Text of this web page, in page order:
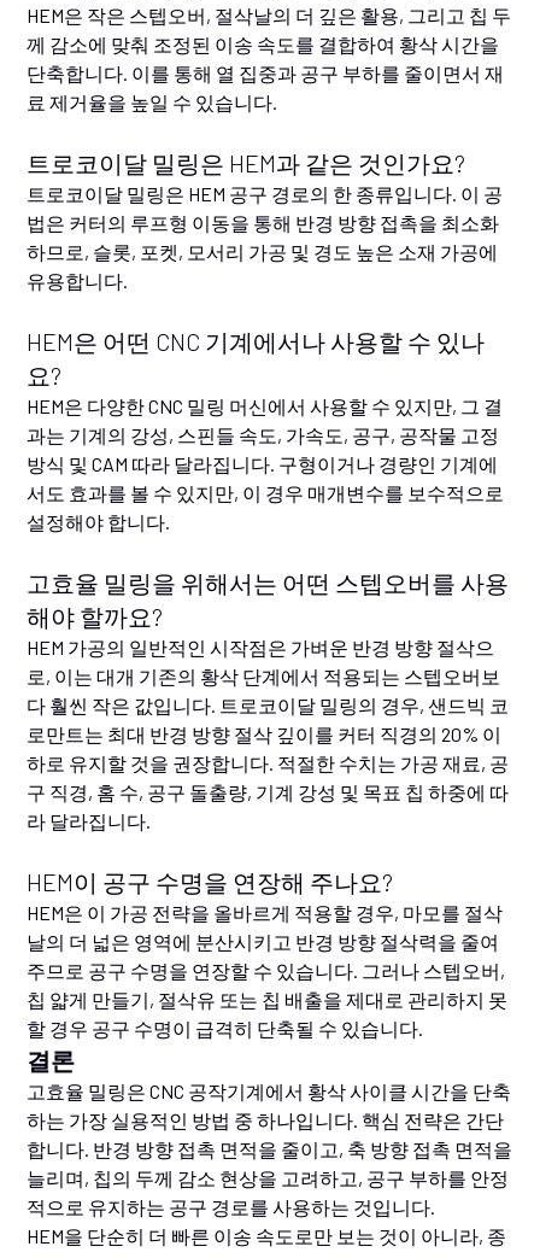
HEM은 작은 스텝오버, 절삭날의 더 깊은 활용, 그리고 칩 두
께 감소에 맞춰 조정된 이송 속도를 결합하여 황삭 시간을
단축합니다. 이를 통해 열 집중과 공구 부하를 줄이면서 재
료 제거율을 높일 수 있습니다.
트로코이달 밀링은 HEM과 같은 것인가요?
트로코이달 밀링은 HEM 공구 경로의 한 종류입니다. 이 공
법은 커터의 루프형 이동을 통해 반경 방향 접촉을 최소화
하므로, 슬롯, 포켓, 모서리 가공 및 경도 높은 소재 가공에
유용합니다.
HEM은 어떤 CNC 기계에서나 사용할 수 있나
요?
HEM은 다양한 CNC 밀링 머신에서 사용할 수 있지만, 그 결
과는 기계의 강성, 스핀들 속도, 가속도, 공구, 공작물 고정
방식 및 CAM 따라 달라집니다. 구형이거나 경량인 기계에
서도 효과를 볼 수 있지만, 이 경우 매개변수를 보수적으로
설정해야 합니다.
고효율 밀링을 위해서는 어떤 스텝오버를 사용
해야 할까요?
HEM 가공의 일반적인 시작점은 가벼운 반경 방향 절삭으
로, 이는 대개 기존의 황삭 단계에서 적용되는 스텝오버보
다 훨씬 작은 값입니다. 트로코이달 밀링의 경우, 샌드빅 코
로만트는 최대 반경 방향 절삭 깊이를 커터 직경의 20% 이
하로 유지할 것을 권장합니다. 적절한 수치는 가공 재료, 공
구 직경, 홈 수, 공구 돌출량, 기계 강성 및 목표 칩 하중에 따
라 달라집니다.
HEM이 공구 수명을 연장해 주나요?
HEM은 이 가공 전략을 올바르게 적용할 경우, 마모를 절삭
날의 더 넓은 영역에 분산시키고 반경 방향 절삭력을 줄여
주므로 공구 수명을 연장할 수 있습니다. 그러나 스텝오버,
칩 얇게 만들기, 절삭유 또는 칩 배출을 제대로 관리하지 못
할 경우 공구 수명이 급격히 단축될 수 있습니다.
결론
고효율 밀링은 CNC 공작기계에서 황삭 사이클 시간을 단축
하는 가장 실용적인 방법 중 하나입니다. 핵심 전략은 간단
합니다. 반경 방향 접촉 면적을 줄이고, 축 방향 접촉 면적을
늘리며, 칩의 두께 감소 현상을 고려하고, 공구 부하를 안정
적으로 유지하는 공구 경로를 사용하는 것입니다.
HEM을 단순히 더 빠른 이송 속도로만 보는 것이 아니라, 종